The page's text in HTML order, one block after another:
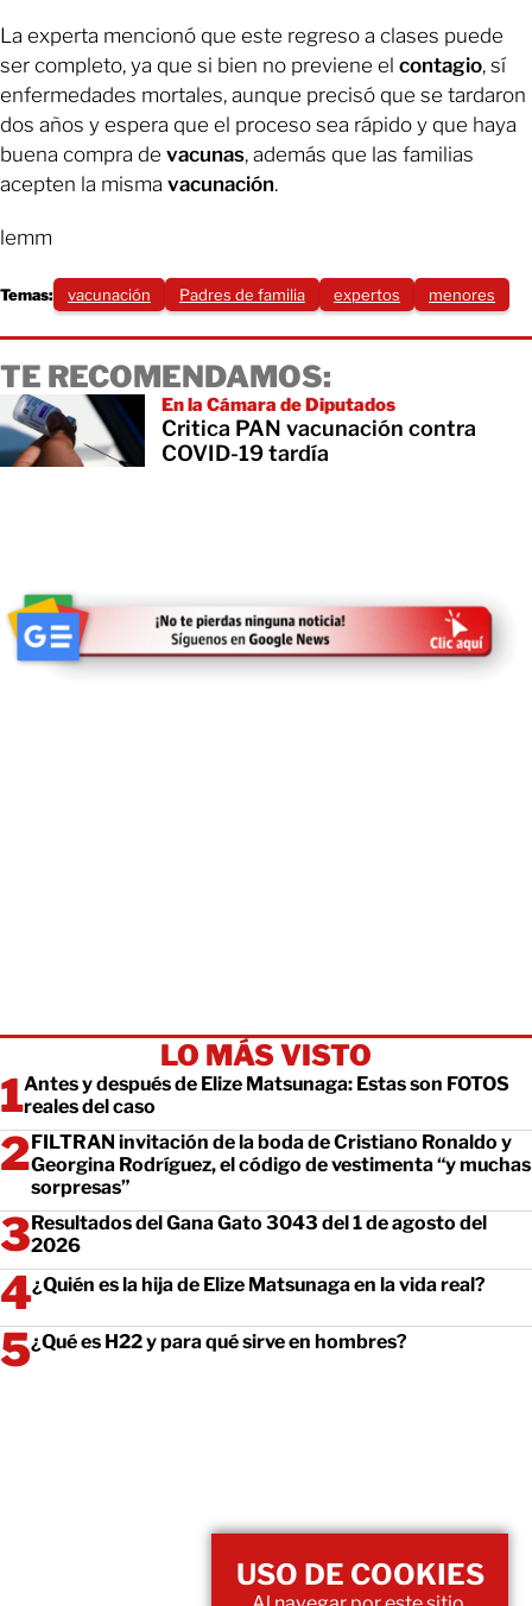
La experta mencionó que este regreso a clases puede
ser completo, ya que si bien no previene el contagio, sí
enfermedades mortales, aunque precisó que se tardaron
dos años y espera que el proceso sea rápido y que haya
buena compra de vacunas, además que las familias
acepten la misma vacunación.
lemm
Temas: vacunación Padres de familia expertos menores
TE RECOMENDAMOS:
En la Cámara de Diputados
Critica PAN vacunación contra
COVID-19 tardía
LO MÁS VISTO
Antes y después de Elize Matsunaga: Estas son FOTOS
reales del caso
FILTRAN invitación de la boda de Cristiano Ronaldo y
Georgina Rodríguez, el código de vestimenta “y muchas
sorpresas”
Resultados del Gana Gato 3043 del 1 de agosto del
2026
¿Quién es la hija de Elize Matsunaga en la vida real?
¿Qué es H22 y para qué sirve en hombres?
USO DE COOKIES